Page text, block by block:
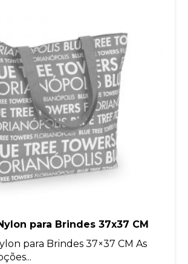
para Brindes 37x37 CM
para Brindes 37×37 CM As